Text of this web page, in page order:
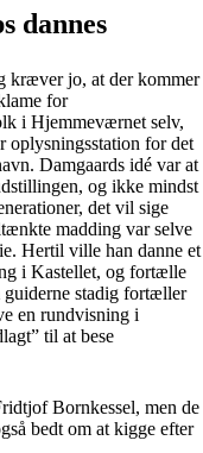
dannes
kræver jo, at der kommer
for
i Hjemmeværnet selv,
oplysningsstation for det
Damgaards idé var at
og ikke mindst
det vil sige
madding var selve
Hertil ville han danne et
i Kastellet, og fortælle
guiderne stadig fortæller
en rundvisning i
til at bese
Bornkessel, men de
bedt om at kigge efter